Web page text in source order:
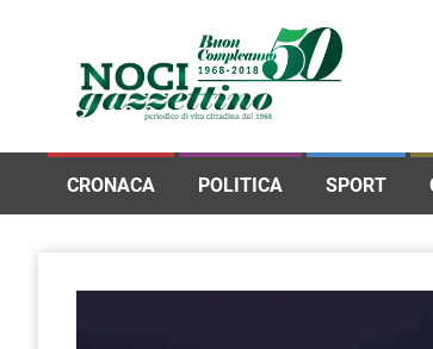
CRONACA POLITICA SPORT